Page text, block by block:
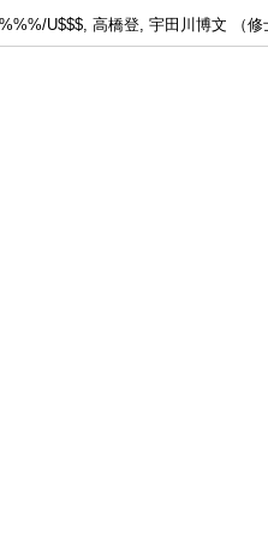
U$$$, 高橋登, 宇田川博文 （修